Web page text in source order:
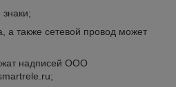
а также сетевой провод может
надписей ООО